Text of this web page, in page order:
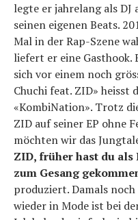
legte er jahrelang als
seinen eigenen Beats.
Mal in der Rap-Szene
liefert er eine
sich vor einem noch
Chuchi feat. ZID» heisst
«KombiNation». Trotz
ZID auf seiner EP ohne
möchten wir das
ZID, früher hast du als
zum Gesang
produziert. Damals
wieder in Mode ist bei